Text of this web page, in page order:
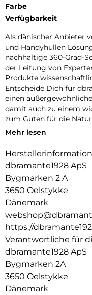
Farbe
Verfügbarkeit
Als dänischer Anbieter
und Handyhüllen
nachhaltige 360-Grad-
der Leitung von
Produkte
Entscheide Dich für
einen
damit auch zu einem
zum Guten für die
100% RECYCELTES
Kunststoff. So wissen
Produkte das sind, was
BRICHT NICHT WIE GLAS:
Displayschutz, der so
Das spart Geld und
TADELLOSE UND
Die präzise
eigene Bildschirm Ihres
mm sehr dünn.
Mehr lesen
Herstellerinformation
dbramante1928 ApS
Bygmarken 2 A
3650 Oelstykke
Dänemark
https://
Verantwortliche für
dbramante1928 ApS
Bygmarken 2A
3650 Oelstykke
Dänemark